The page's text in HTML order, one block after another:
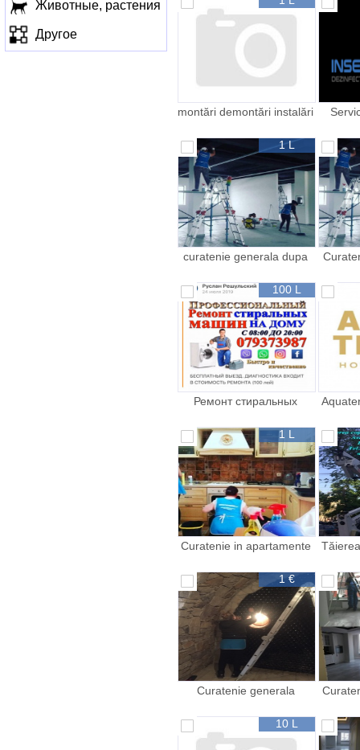
Животные, растения
Другое
montări demontări instalări
1 L
curatenie generala dupa
geamurilor curatarea
100 L
Ремонт стиральных
1 L
Curatenie in apartamente
etcc
1 €
Curatenie generala
spalarea geamurilor
10 L